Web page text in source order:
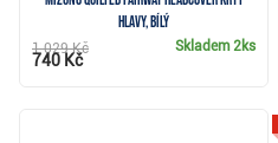
hlavy, bílý
Skladem2ks
1 029 Kč
740 Kč